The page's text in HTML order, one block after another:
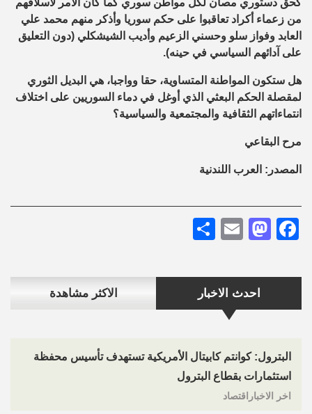
احدث الاخبار الاكثر مشاهدة
البترول: كوانتم كابيتال الأمريكية تستهدف تأسيس محفظة
استثمارات بقطاع البترول
اخر الاخباراقتصاد
كحق دستوري مصان لكل مواطن سوري كما كان الأمر لأسلافهم
من زعماء أكراد تعاقبوا على حكم سوريا وأذكر منهم محمد علي
العابد وفواز سلو وحسني الزعيم وأديب الشيشكلي (دون التعليق
على آدائهم السياسي في حينه).
هل ستكون المواطنة المتساوية، حقا وواجبا، هي البديل الثوري
لمقصلة الحكم البعثي الذي أوغل في دماء السوريين على اختلاف
انتماءاتهم الثقافية والمجتمعية والسياسية؟
مرح البقاعي
المصدر: العرب اللندنية
Facebook
Mastodon
Email